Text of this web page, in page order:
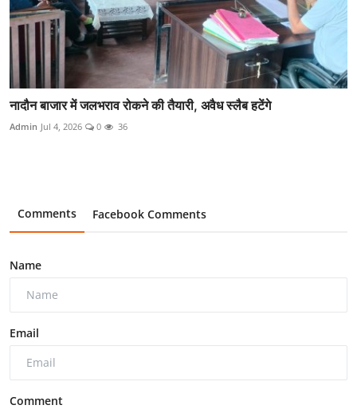
नादौन बाजार में जलभराव रोकने की तैयारी, अवैध स्लैब हटेंगे
Admin Jul 4, 2026 0 36
Comments Facebook Comments
Name
Email
Comment